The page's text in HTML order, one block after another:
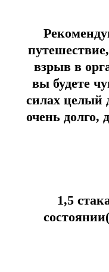
взрыв в
вы будете
силах целый
очень долго,
1,5